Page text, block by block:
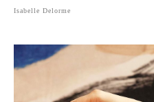
Isabelle Delorme